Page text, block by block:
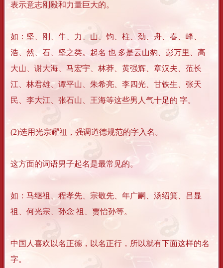
表示意志刚毅和力量巨大的。
如：坚、刚、牛、力、山、钧、柱、劲、舟、春、峰、
浩、然、石、坚之类。起名 也 多是云山豹、彭万里、高
大山、谢大海、马宏宇、林莽、黄强辉、章汉夫、范长
江、林君雄、谭平山、朱希亮、李四光、甘铁生、张天
民、李大江、张石山、王海等这些男人气十足的 字。
(2)选用光宗耀祖，强调道德规范的字入名。
这方面的词语男子起名是最常见的。
如：马继祖、程孝先、宗敬先、年广嗣、汤绍箕、吕显
祖、何光宗、孙念 祖、贾怡孙等。
中国人喜欢以名正德，以名正行，所以就有下面这样的名
字。